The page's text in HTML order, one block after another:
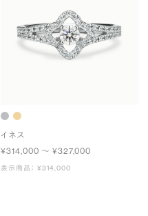
イネス
¥314,000 〜 ¥327,000
表示商品： ¥314,000